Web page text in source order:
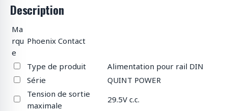
Description
Ma
rqu
e
Phoenix Contact
Type de produit
Alimentation pour rail DIN
Série
QUINT POWER
Tension de sortie
maximale
29.5V c.c.